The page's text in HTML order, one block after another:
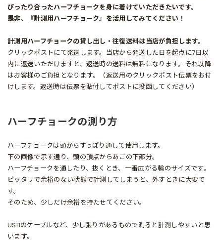
ぴったり合ったハーフチョークを身に着けていただきたいです。
是非、『計測用ハーフチョーク』を活用してみてください！
計測用ハーフチョークの貸し出し・往復送料は当店が負担します。
クリックポストにて発送します。当店から発送した日を起点に7日以
内に返送いただけますと、返送時の送料は無料になります。それ以降
はお客様のご負担となります。（返送用のクリックポスト伝票をお付
けします。返送時は伝票を貼付してポストに投函してください）
ハーフチョークの測り方
ハーフチョークは頭からすっぽり通して使用します。
下の画像で示す通り、頭の頂点からあごの下部分。
ハーフチョークを通したり、抜くとき、一番広がる輪のサイズです。
ピッタリで余裕のない状態で計測してしまうと、外すときに大変で
す。
そのため、少しだけ余裕を持たせてください。
USBのケーブルなど、少し張りがあるもので測ると計測しやすいと思
います。